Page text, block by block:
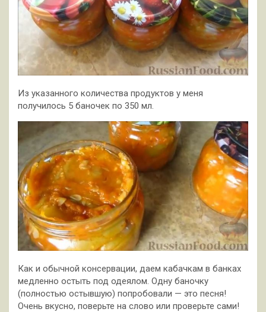
Из указанного количества продуктов у меня
получилось 5 баночек по 350 мл.
Как и обычной консервации, даем кабачкам в банках
медленно остыть под одеялом. Одну баночку
(полностью остывшую) попробовали — это песня!
Очень вкусно, поверьте на слово или проверьте сами!